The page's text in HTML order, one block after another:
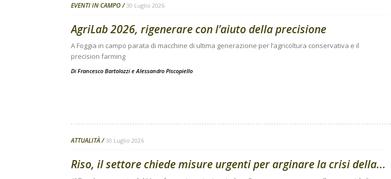
EVENTI IN CAMPO 30 Luglio 2026
AgriLab 2026, rigenerare con l’aiuto della precisione
A Foggia in campo parata di macchine di ultima generazione per l’agricoltura conservativa e il
precision farming
Di Francesco Bartolozzi eAlessandro Piscopiello
ATTUALITÀ 30 Luglio 2026
Riso, il settore chiede misure urgenti per arginare la crisi della...